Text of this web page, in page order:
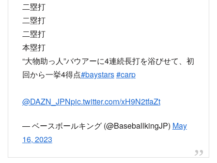
二塁打
二塁打
二塁打
本塁打
“大物助っ人”バウアーに4連続長打を浴びせて、初
回から一挙4得点#baystars#carp
@DAZN_JPNpic.twitter.com/xH9N2tfaZt
— ベースボールキング (@BaseballkingJP) May
16, 2023